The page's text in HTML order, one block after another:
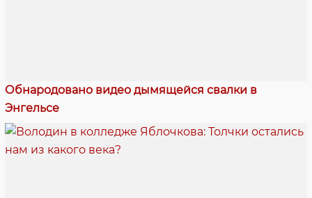
Обнародовано видео дымящейся свалки в
Энгельсе